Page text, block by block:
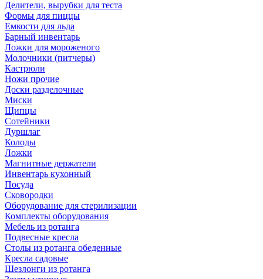
Делители, вырубки для теста
Формы для пиццы
Емкости для льда
Барный инвентарь
Ложки для мороженого
Молочники (питчеры)
Кастрюли
Ножи прочие
Доски разделочные
Миски
Щипцы
Сотейники
Дуршлаг
Колоды
Ложки
Магнитные держатели
Инвентарь кухонный
Посуда
Сковородки
Оборудование для стерилизации
Комплекты оборудования
Мебель из ротанга
Подвесные кресла
Столы из ротанга обеденные
Кресла садовые
Шезлонги из ротанга